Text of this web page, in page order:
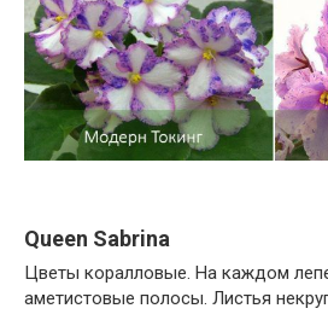
Queen Sabrina
Цветы коралловые. На каждом
аметистовые полосы. Листья